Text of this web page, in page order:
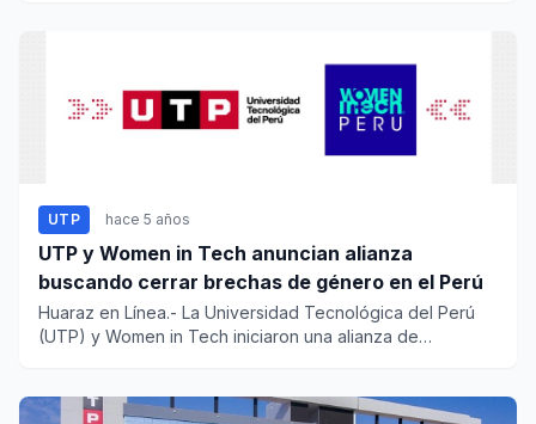
UTP hace 5 años
UTP y Women in Tech anuncian alianza
buscando cerrar brechas de género en el Perú
Huaraz en Línea.- La Universidad Tecnológica del Perú
(UTP) y Women in Tech iniciaron una alianza de